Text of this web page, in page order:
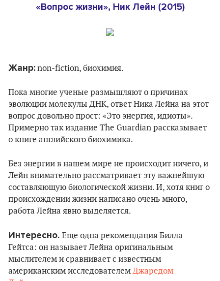
«Вопрос жизни», Ник Лейн (2015)
Жанр: non-fiction, биохимия.
Пока многие ученые размышляют о причинах
эволюции молекулы ДНК, ответ Ника Лейна на этот
вопрос довольно прост: «Это энергия, идиоты».
Примерно так издание The Guardian рассказывает
о книге английского биохимика.
Без энергии в нашем мире не происходит ничего, и
Лейн внимательно рассматривает эту важнейшую
составляющую биологической жизни. И, хотя книг о
происхождении жизни написано очень много,
работа Лейна явно выделяется.
Интересно. Еще одна рекомендация Билла
Гейтса: он называет Лейна оригинальным
мыслителем и сравнивает с известным
американским исследователем Джаредом